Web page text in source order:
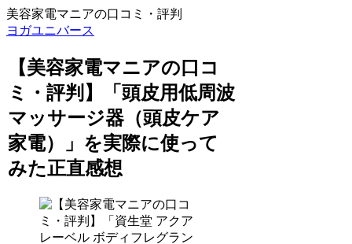
美容家電マニアの口コミ・評判
ヨガユニバース
【美容家電マニアの口コ
ミ・評判】「頭皮用低周波
マッサージ器（頭皮ケア
家電）」を実際に使って
みた正直感想